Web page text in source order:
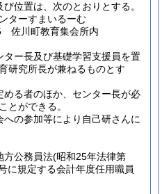
位置は、次のとおりとする。
ターすまいるーむ
佐川町教育集会所内
ター長及び基礎学習支援員を置
研究所長が兼ねるものとす
める者のほか、センター長が必
とができる。
の参加等により自己研さんに
方公務員法(昭和25年法律第
に規定する会計年度任用職員